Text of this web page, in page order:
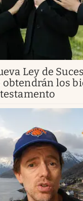
Ley de
los